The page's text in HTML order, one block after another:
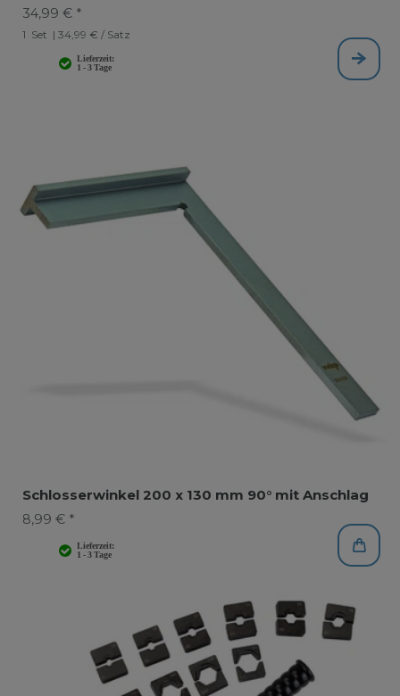
34,99 € *
1 Set | 34,99 € / Satz
Schlosserwinkel 200 x 130 mm 90° mit Anschlag
8,99 € *